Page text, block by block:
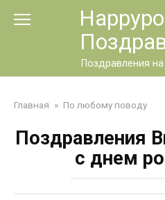
Поздравления
Главная » По любому поводу
Поздравления
с днем